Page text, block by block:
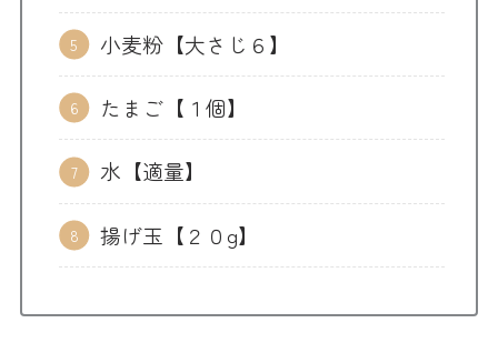
小麦粉【大さじ６】
たまご【１個】
水【適量】
揚げ玉【２０g】